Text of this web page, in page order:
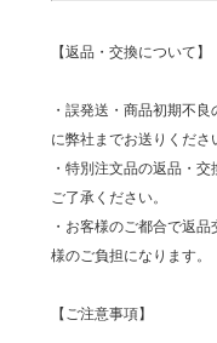
【返品・交換について】
・誤発送・商品初期不
に弊社までお送りくださ
・特別注文品の返品・
ご了承ください。
・お客様のご都合で返
様のご負担になります。
【ご注意事項】